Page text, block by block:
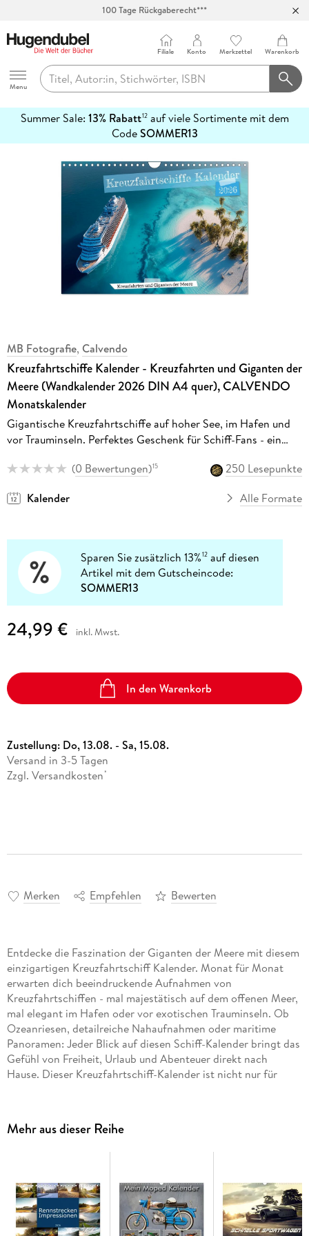
Hugendubel
Menu
Filiale Konto Merkzettel Warenkorb
Summer Sale: 13% Rabatt12auf viele Sortimente mit dem
CodeSOMMER13
erfahren
MB Fotografie, Calvendo
Kreuzfahrtschiffe Kalender - Kreuzfahrten und Giganten der
Meere (Wandkalender 2026 DIN A4 quer), CALVENDO
Monatskalender
Gigantische Kreuzfahrtschiffe auf hoher See, im Hafen und
vor Trauminseln. Perfektes Geschenk für Schiff-Fans - ein
Abenteuer.
(0 Bewertungen)15
250 Lesepunkte
Kalender
Alle Formate
Sparen Sie zusätzlich 13%12 auf diesen
Artikel mit dem Gutscheincode:
SOMMER13
24,99 € inkl. Mwst.
In den Warenkorb
Zustellung: Do, 13.08. - Sa, 15.08.
Versand in 3-5 Tagen
Zzgl. Versandkosten *
Merken Empfehlen Bewerten
Entdecke die Faszination der Giganten der Meere mit diesem
einzigartigen Kreuzfahrtschiff Kalender. Monat für Monat
erwarten dich beeindruckende Aufnahmen von
Kreuzfahrtschiffen - mal majestätisch auf dem offenen Meer,
mal elegant im Hafen oder vor exotischen Trauminseln. Ob
Ozeanriesen, detailreiche Nahaufnahmen oder maritime
Panoramen: Jeder Blick auf diesen Schiff-Kalender bringt das
Gefühl von Freiheit, Urlaub und Abenteuer direkt nach
Hause. Dieser Kreuzfahrtschiff-Kalender ist nicht nur für
Reisebüro oder als Familienkalender - hier spürst du die
Magie des Meeres das ganze Jahr über. Bilder mit KI-
Hochwertiger Wandkalender mit 12 wunderschönen Bildern.
Unsere Umwelt liegt uns am Herzen. Daher verwenden wir
ausschließlich FSC-zertifizierte Papiere aus
Mehr aus dieser Reihe